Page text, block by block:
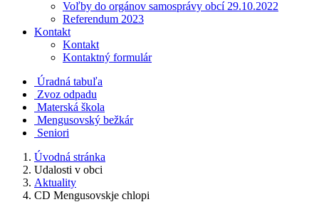
Voľby do orgánov samosprávy obcí 29.10.2022
Referendum 2023
Kontakt
Kontakt
Kontaktný formulár
Úradná tabuľa
Zvoz odpadu
Materská škola
Mengusovský bežkár
Seniori
Úvodná stránka
Udalosti v obci
Aktuality
CD Mengusovskje chlopi